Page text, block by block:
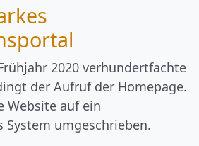
2020 verhundertfachte
der Aufruf der Homepage.
Website auf ein
System umgeschrieben.